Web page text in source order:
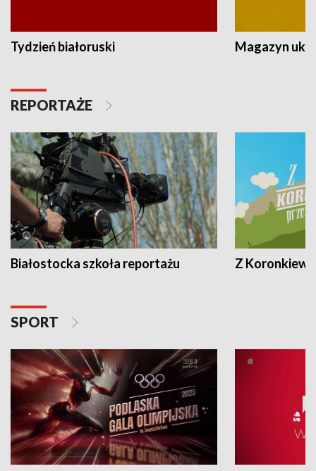
Tydzień białoruski Magazyn
REPORTAŻE
Białostocka szkoła reportażu Z
SPORT